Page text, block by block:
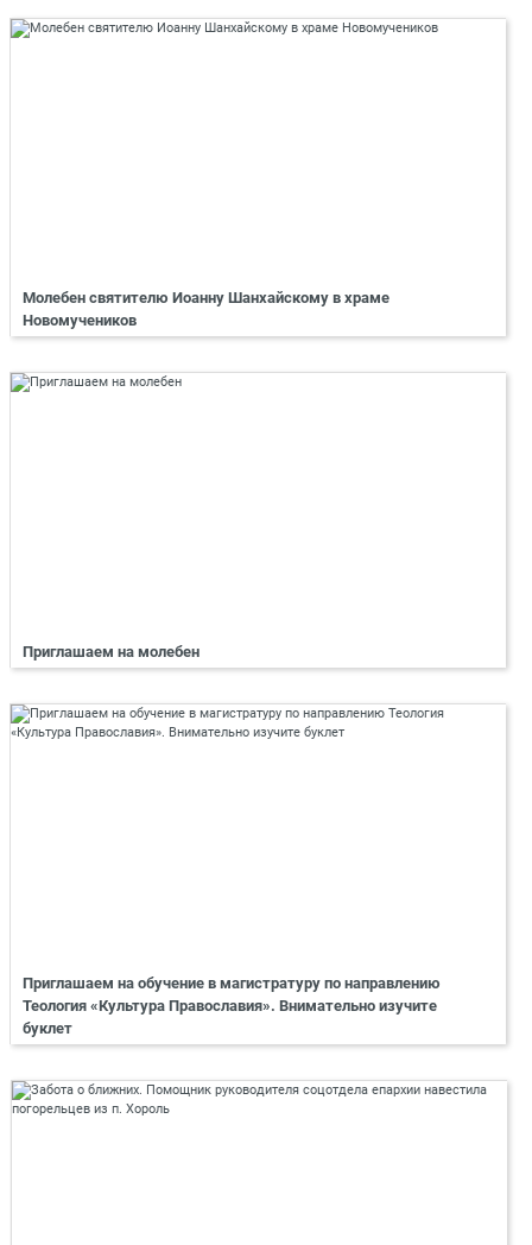
Молебен святителю Иоанну Шанхайскому в храме
Новомучеников
Приглашаем на молебен
Приглашаем на обучение в магистратуру по направлению
Теология «Культура Православия». Внимательно изучите
буклет